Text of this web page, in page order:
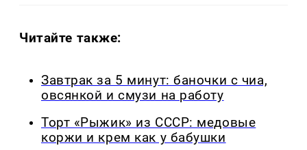
Читайте также:
Завтрак за 5 минут: баночки с чиа,
овсянкой и смузи на работу
Торт «Рыжик» из СССР: медовые
коржи и крем как у бабушки